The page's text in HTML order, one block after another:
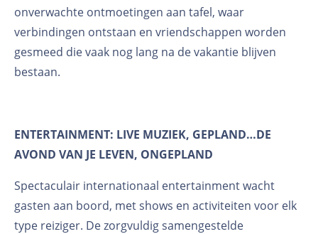
onverwachte ontmoetingen aan tafel, waar
verbindingen ontstaan en vriendschappen worden
gesmeed die vaak nog lang na de vakantie blijven
bestaan.
ENTERTAINMENT: LIVE MUZIEK, GEPLAND…DE
AVOND VAN JE LEVEN, ONGEPLAND
Spectaculair internationaal entertainment wacht
gasten aan boord, met shows en activiteiten voor elk
type reiziger. De zorgvuldig samengestelde